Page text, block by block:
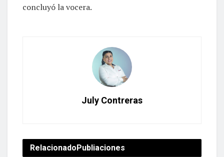
concluyó la vocera.
July Contreras
RelacionadoPubliaciones